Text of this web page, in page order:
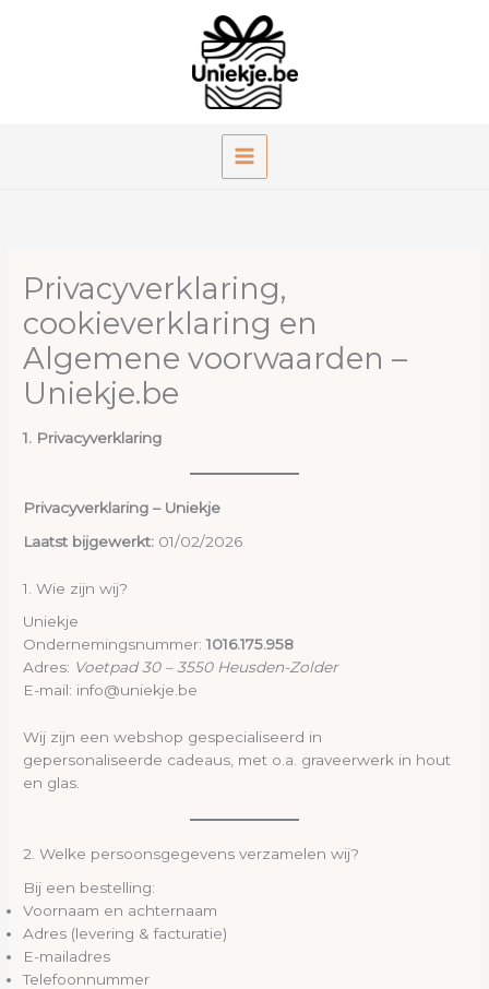
Privacyverklaring,
cookieverklaring en
Algemene voorwaarden –
Uniekje.be
1. Privacyverklaring
Privacyverklaring – Uniekje
Laatst bijgewerkt: 01/02/2026
1. Wie zijn wij?
Uniekje
Ondernemingsnummer:1016.175.958
Adres: Voetpad 30 – 3550 Heusden-Zolder
E-mail: info@uniekje.be
Wij zijn een webshop gespecialiseerd in
gepersonaliseerde cadeaus, met o.a. graveerwerk in hout
en glas.
2. Welke persoonsgegevens verzamelen wij?
Bij een bestelling:
Voornaam en achternaam
Adres (levering & facturatie)
E-mailadres
Telefoonnummer